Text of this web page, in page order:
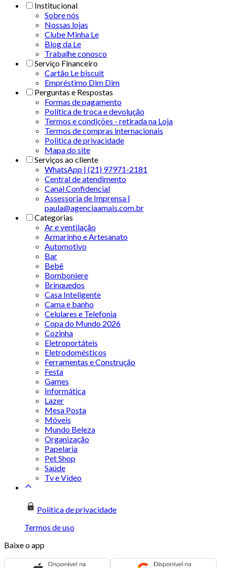
Institucional
Sobre nós
Nossas lojas
Clube Minha Le
Blog da Le
Trabalhe conosco
Serviço Financeiro
Cartão Le biscuit
Empréstimo Dim Dim
Perguntas e Respostas
Formas de pagamento
Política de troca e devolução
Termos e condições - retirada na Loja
Termos de compras internacionais
Politica de privacidade
Mapa do site
Serviços ao cliente
WhatsApp | (21) 97971-2181
Central de atendimento
Canal Confidencial
Assessoria de Imprensa |
paula@agenciaamais.com.br
Categorias
Ar e ventilação
Armarinho e Artesanato
Automotivo
Bar
Bebê
Bomboniere
Brinquedos
Casa Inteligente
Cama e banho
Celulares e Telefonia
Copa do Mundo 2026
Cozinha
Eletroportáteis
Eletrodomésticos
Ferramentas e Construção
Festa
Games
Informática
Lazer
Mesa Posta
Móveis
Mundo Beleza
Organização
Papelaria
Pet Shop
Saúde
Tv e Vídeo
Política de privacidade
Termos de uso
Baixe o app